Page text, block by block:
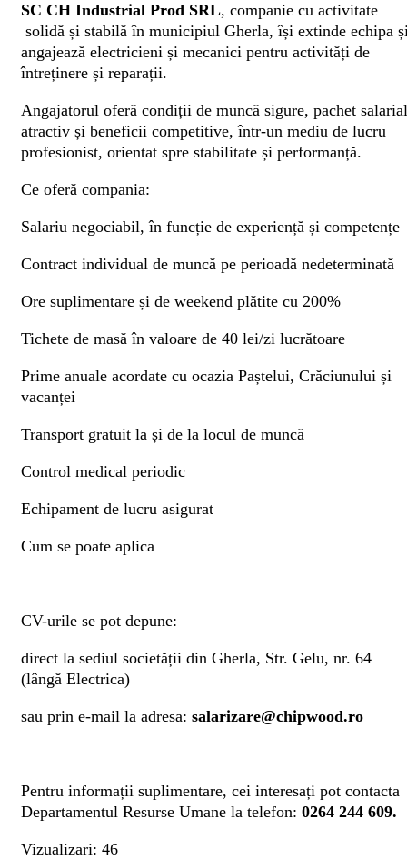
SC CH Industrial Prod SRL, companie cu activitate
solidă și stabilă în municipiul Gherla, își extinde echipa
angajează electricieni și mecanici pentru activități de
întreținere și reparații.
Angajatorul oferă condiții de muncă sigure, pachet salarial
atractiv și beneficii competitive, într-un mediu de lucru
profesionist, orientat spre stabilitate și performanță.
Ce oferă compania:
Salariu negociabil, în funcție de experiență și competențe
Contract individual de muncă pe perioadă nedeterminată
Ore suplimentare și de weekend plătite cu 200%
Tichete de masă în valoare de 40 lei/zi lucrătoare
Prime anuale acordate cu ocazia Paștelui, Crăciunului și
vacanței
Transport gratuit la și de la locul de muncă
Control medical periodic
Echipament de lucru asigurat
Cum se poate aplica
CV-urile se pot depune:
direct la sediul societății din Gherla, Str. Gelu, nr. 64
(lângă Electrica)
sau prin e-mail la adresa: salarizare@chipwood.ro
Pentru informații suplimentare, cei interesați pot contacta
Departamentul Resurse Umane la telefon: 0264 244 609.
Vizualizari: 46